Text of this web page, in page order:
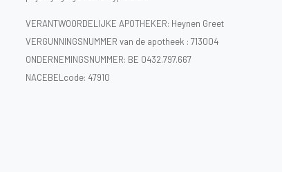
VERANTWOORDELIJKE APOTHEKER: Heynen Greet
VERGUNNINGSNUMMER van de apotheek : 713004
ONDERNEMINGSNUMMER: BE 0432.797.667
NACEBELcode: 47910